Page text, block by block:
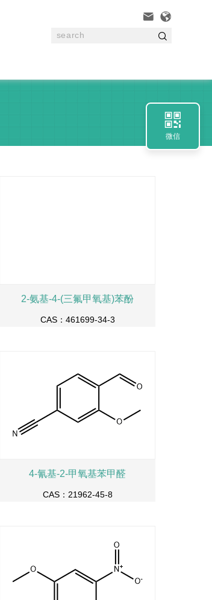
 


微信
2-氨基-4-(三氟甲氧基)苯酚
CAS：461699-34-3
4-氰基-2-甲氧基苯甲醛
CAS：21962-45-8